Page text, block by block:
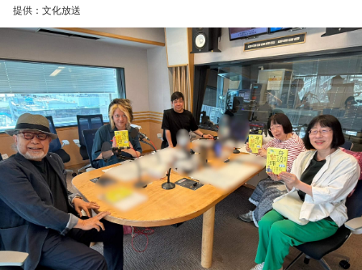
■監修者プロフィール：草彅健太（くさなぎ・けんた）
池袋占い館セレーネ所属。メンタルケアカウンセラー。鑑定
件数は若い女性を中心に7,000件を超え、占いイベントやアプ
リの監修も手がける。また、イベントMCや声優としての活動
もしており、芸能関係者の依頼も多い。
Webサイト：https://selene-uranai.com/
YouTube：https://youtu.be/UHrZuZcHTj4
提供：文化放送